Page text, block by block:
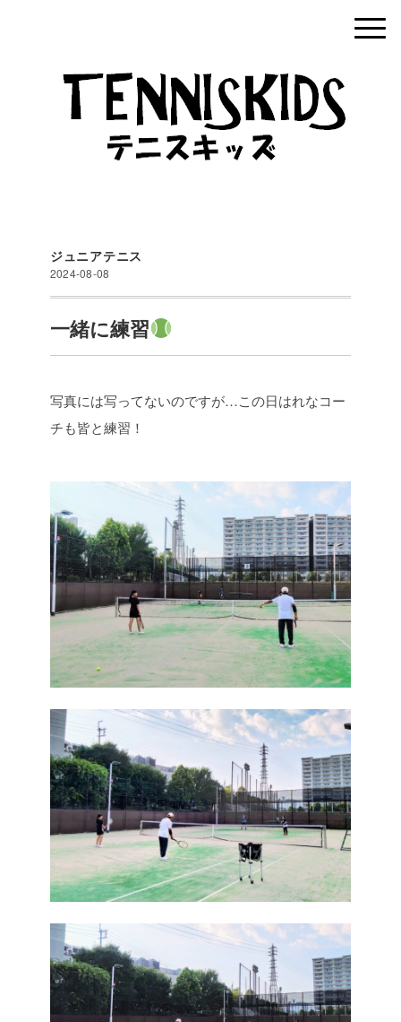
ジュニアテニス
2024-08-08
一緒に練習
写真には写ってないのですが…この日はれなコー
チも皆と練習！